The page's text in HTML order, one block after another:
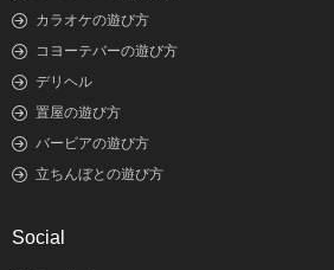
カラオケの遊び方
コヨーテバーの遊び方
デリヘル
置屋の遊び方
バービアの遊び方
立ちんぼとの遊び方
Social